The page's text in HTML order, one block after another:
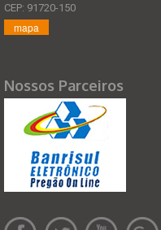
CEP: 91720-150
mapa
Nossos Parceiros